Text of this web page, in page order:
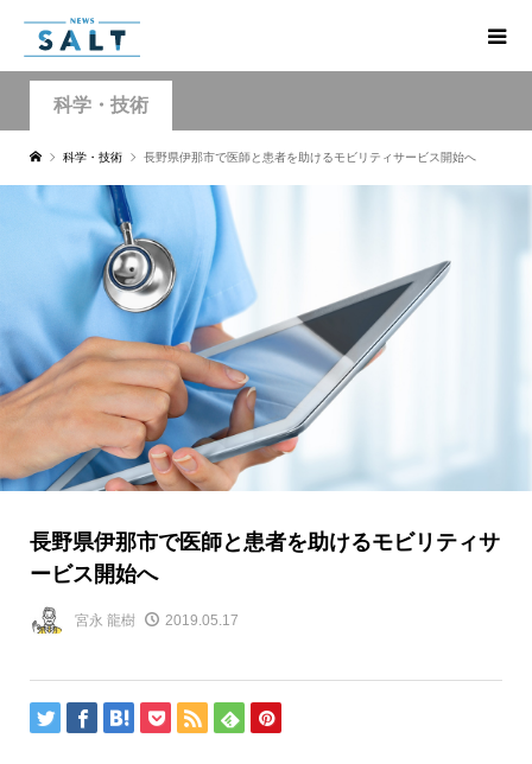
科学・技術
科学・技術 長野県伊那市で医師と患者を助けるモビリティサービス開始へ
長野県伊那市で医師と患者を助けるモビリティサ
ービス開始へ
宮永 龍樹 2019.05.17